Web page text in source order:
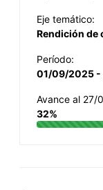
Eje temático:
Rendición de
Período:
01/09/2025
Avance al 27/
32%